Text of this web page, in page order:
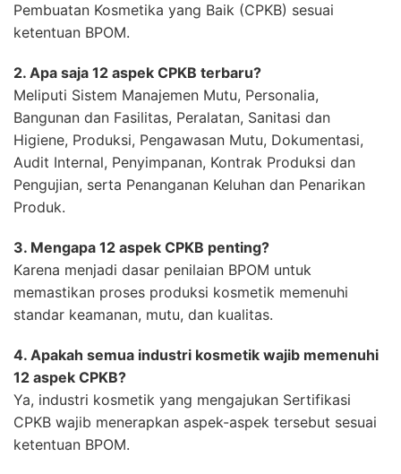
Pembuatan Kosmetika yang Baik (CPKB) sesuai
ketentuan BPOM.
2. Apa saja 12 aspek CPKB terbaru?
Meliputi Sistem Manajemen Mutu, Personalia,
Bangunan dan Fasilitas, Peralatan, Sanitasi dan
Higiene, Produksi, Pengawasan Mutu, Dokumentasi,
Audit Internal, Penyimpanan, Kontrak Produksi dan
Pengujian, serta Penanganan Keluhan dan Penarikan
Produk.
3. Mengapa 12 aspek CPKB penting?
Karena menjadi dasar penilaian BPOM untuk
memastikan proses produksi kosmetik memenuhi
standar keamanan, mutu, dan kualitas.
4. Apakah semua industri kosmetik wajib memenuhi
12 aspek CPKB?
Ya, industri kosmetik yang mengajukan Sertifikasi
CPKB wajib menerapkan aspek-aspek tersebut sesuai
ketentuan BPOM.